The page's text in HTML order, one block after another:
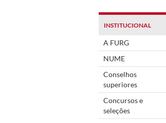
INSTITUCIONAL
A FURG
NUME
Conselhos
superiores
Concursos e
seleções